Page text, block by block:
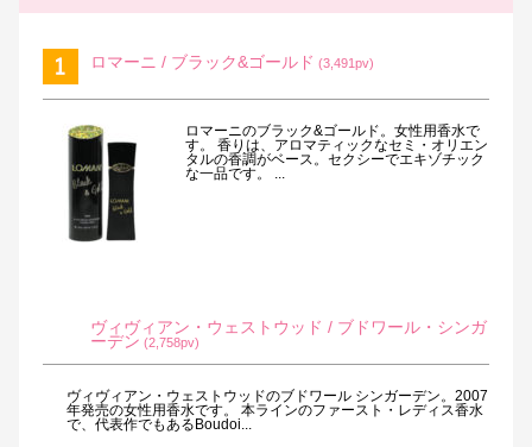
ロマーニ / ブラック&ゴールド (3,491pv)
ロマーニのブラック&ゴールド。女性用香水で
す。 香りは、アロマティックなセミ・オリエン
タルの香調がベース。セクシーでエキゾチック
な一品です。 ...
ヴィヴィアン・ウェストウッド / ブドワール・シンガ
ーデン (2,758pv)
ヴィヴィアン・ウェストウッドのブドワール シンガーデン。2007
年発売の女性用香水です。 本ラインのファースト・レディス香水
で、代表作でもあるBoudoi...